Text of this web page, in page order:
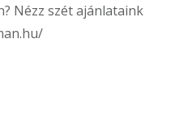
Nézz szét ajánlataink